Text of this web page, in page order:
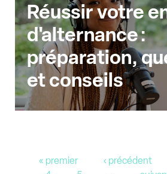
Réussir votre
d'alternance :
préparation,
et conseils
Pages« premier ‹ précédent